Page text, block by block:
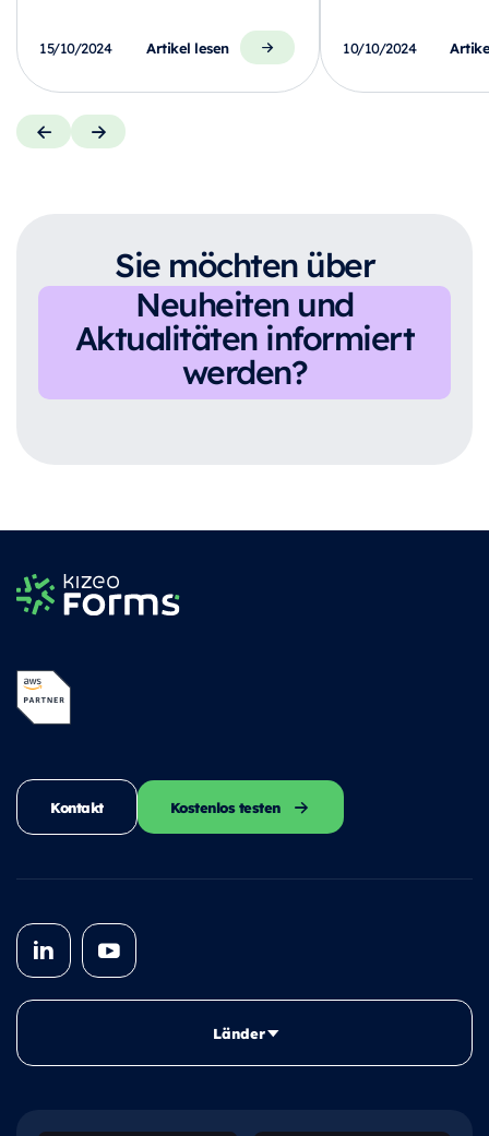
15/10/2024 Artikel lesen 10/10/2024
Sie möchten über
Neuheiten und
Aktualitäten informiert
werden?
Kontakt Kostenlos testen
Länder